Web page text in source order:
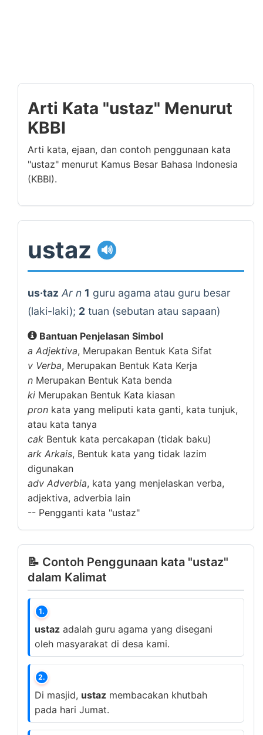
Arti Kata "ustaz" Menurut
KBBI
Arti kata, ejaan, dan contoh penggunaan kata
"ustaz" menurut Kamus Besar Bahasa Indonesia
(KBBI).
ustaz 🔊
us·taz Ar n 1 guru agama atau guru besar
(laki-laki); 2 tuan (sebutan atau sapaan)
Bantuan Penjelasan Simbol
a Adjektiva, Merupakan Bentuk Kata Sifat
v Verba, Merupakan Bentuk Kata Kerja
n Merupakan Bentuk Kata benda
ki Merupakan Bentuk Kata kiasan
pron kata yang meliputi kata ganti, kata tunjuk,
atau kata tanya
cak Bentuk kata percakapan (tidak baku)
ark Arkais, Bentuk kata yang tidak lazim
digunakan
adv Adverbia, kata yang menjelaskan verba,
adjektiva, adverbia lain
-- Pengganti kata "ustaz"
📝 Contoh Penggunaan kata "ustaz"
dalam Kalimat
1.
ustaz adalah guru agama yang disegani
oleh masyarakat di desa kami.
2.
Di masjid, ustaz membacakan khutbah
pada hari Jumat.